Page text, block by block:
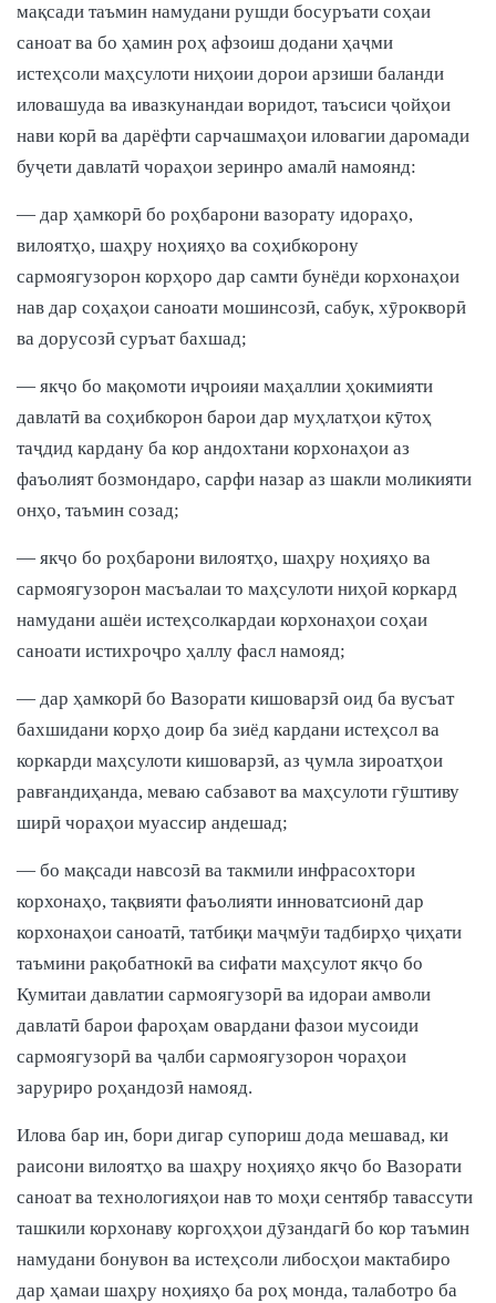
мақсади таъмин намудани рушди босуръати соҳаи
саноат ва бо ҳамин роҳ афзоиш додани ҳаҷми
истеҳсоли маҳсулоти ниҳоии дорои арзиши баланди
иловашуда ва ивазкунандаи воридот, таъсиси ҷойҳои
нави корӣ ва дарёфти сарчашмаҳои иловагии даромади
буҷети давлатӣ чораҳои зеринро амалӣ намоянд:
— дар ҳамкорӣ бо роҳбарони вазорату идораҳо,
вилоятҳо, шаҳру ноҳияҳо ва соҳибкорону
сармоягузорон корҳоро дар самти бунёди корхонаҳои
нав дар соҳаҳои саноати мошинсозӣ, сабук, хӯрокворӣ
ва дорусозӣ суръат бахшад;
— якҷо бо мақомоти иҷроияи маҳаллии ҳокимияти
давлатӣ ва соҳибкорон барои дар муҳлатҳои кӯтоҳ
таҷдид кардану ба кор андохтани корхонаҳои аз
фаъолият бозмондаро, сарфи назар аз шакли моликияти
онҳо, таъмин созад;
— якҷо бо роҳбарони вилоятҳо, шаҳру ноҳияҳо ва
сармоягузорон масъалаи то маҳсулоти ниҳоӣ коркард
намудани ашёи истеҳсолкардаи корхонаҳои соҳаи
саноати истихроҷро ҳаллу фасл намояд;
— дар ҳамкорӣ бо Вазорати кишоварзӣ оид ба вусъат
бахшидани корҳо доир ба зиёд кардани истеҳсол ва
коркарди маҳсулоти кишоварзӣ, аз ҷумла зироатҳои
равғандиҳанда, меваю сабзавот ва маҳсулоти гӯштиву
ширӣ чораҳои муассир андешад;
— бо мақсади навсозӣ ва такмили инфрасохтори
корхонаҳо, тақвияти фаъолияти инноватсионӣ дар
корхонаҳои саноатӣ, татбиқи маҷмӯи тадбирҳо ҷиҳати
таъмини рақобатнокӣ ва сифати маҳсулот якҷо бо
Кумитаи давлатии сармоягузорӣ ва идораи амволи
давлатӣ барои фароҳам овардани фазои мусоиди
сармоягузорӣ ва ҷалби сармоягузорон чораҳои
заруриро роҳандозӣ намояд.
Илова бар ин, бори дигар супориш дода мешавад, ки
раисони вилоятҳо ва шаҳру ноҳияҳо якҷо бо Вазорати
саноат ва технологияҳои нав то моҳи сентябр тавассути
ташкили корхонаву коргоҳҳои дӯзандагӣ бо кор таъмин
намудани бонувон ва истеҳсоли либосҳои мактабиро
дар ҳамаи шаҳру ноҳияҳо ба роҳ монда, талаботро ба